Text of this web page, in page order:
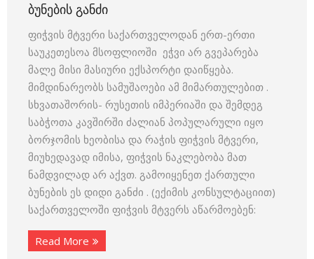
ᲑᲣᲜᲔᲑᲘᲡ ᲒᲐᲜᲫᲘ
ფიჭვის მტვერი საქართველოდან ერთ-ერთი
საუკეთესოა მსოფლიოში ეჭვი არ გვეპარება
მალე მისი მასიური ექსპორტი დაიწყება.
მიმდინარეობს სამუშაოები ამ მიმართულებით .
სხვათაშორის- რუსეთის იმპერიაში და შემდეგ
საბჭოთა კავშირში ძალიან პოპულარული იყო
ბორჯომის ხეობისა და რაჭის ფიჭვის მტვერი,
მიუხედავად იმისა, ფიჭვის ნაკლებობა მათ
ნამდვილად არ აქვთ. გამოიყენეთ ქართული
ბუნების ეს დიდი განძი . (ექიმის კონსულტაციით)
საქართველოში ფიჭვის მტვერს აწარმოებენ:
Read More